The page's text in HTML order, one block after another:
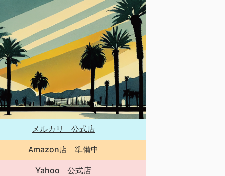
メルカリ 公式店
Amazon店 準備中
Yahoo 公式店